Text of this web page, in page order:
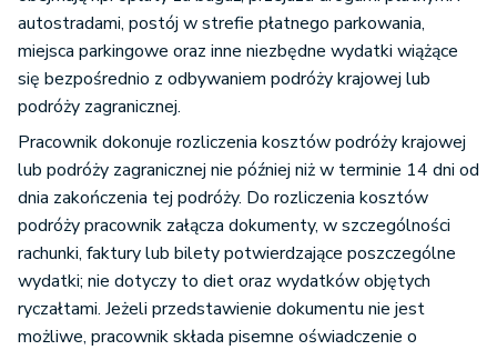
autostradami, postój w strefie płatnego parkowania,
miejsca parkingowe oraz inne niezbędne wydatki wiążące
się bezpośrednio z odbywaniem podróży krajowej lub
podróży zagranicznej.
Pracownik dokonuje rozliczenia kosztów podróży krajowej
lub podróży zagranicznej nie później niż w terminie 14 dni od
dnia zakończenia tej podróży. Do rozliczenia kosztów
podróży pracownik załącza dokumenty, w szczególności
rachunki, faktury lub bilety potwierdzające poszczególne
wydatki; nie dotyczy to diet oraz wydatków objętych
ryczałtami. Jeżeli przedstawienie dokumentu nie jest
możliwe, pracownik składa pisemne oświadczenie o